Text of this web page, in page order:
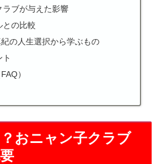
ラブが与えた影響
との比較
の人生選択から学ぶもの
）
おニャン子クラブ